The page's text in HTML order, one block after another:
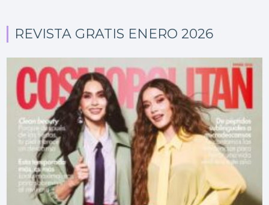
REVISTA GRATIS ENERO 2026